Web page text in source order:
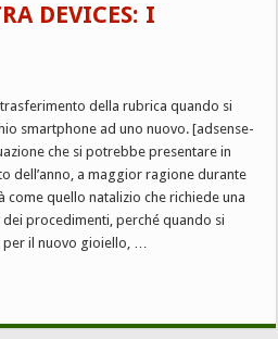
DEVICES: I
della rubrica quando si
smartphone ad uno nuovo. [adsense-
che si potrebbe presentare in
dell’anno, a maggior ragione durante
come quello natalizio che richiede una
dei procedimenti, perché quando si
per il nuovo gioiello, …